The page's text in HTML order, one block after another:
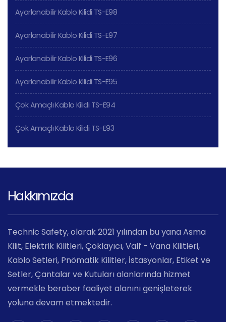
Ayarlanabilir Kablo Kilidi TS-E98
Ayarlanabilir Kablo Kilidi TS-E97
Ayarlanabilir Kablo Kilidi TS-E96
Ayarlanabilir Kablo Kilidi TS-E95
Çok Amaçlı Kablo Kilidi TS-E94
Çok Amaçlı Kablo Kilidi TS-E93
Hakkımızda
Technic Safety, olarak 2021 yılından bu yana Asma
Kilit, Elektrik Kilitleri, Çoklayıcı, Valf - Vana Kilitleri,
Kablo Setleri, Pnömatik Kilitler, İstasyonlar, Etiket ve
Setler, Çantalar ve Kutuları alanlarında hizmet
vermekle beraber faaliyet alanını genişleterek
yoluna devam etmektedir.